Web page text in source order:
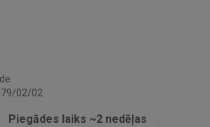
02/02
Piegādes laiks ~2 nedēļas